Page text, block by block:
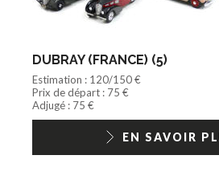
DUBRAY (FRANCE) (5)
Estimation : 120/150 €
Prix de départ : 75 €
Adjugé : 75 €
EN SAVOIR